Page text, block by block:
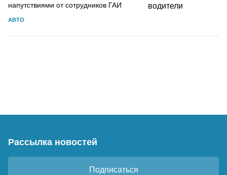
напутствиями от сотрудников ГАИ
АВТО
Рассылка новостей
Подписаться